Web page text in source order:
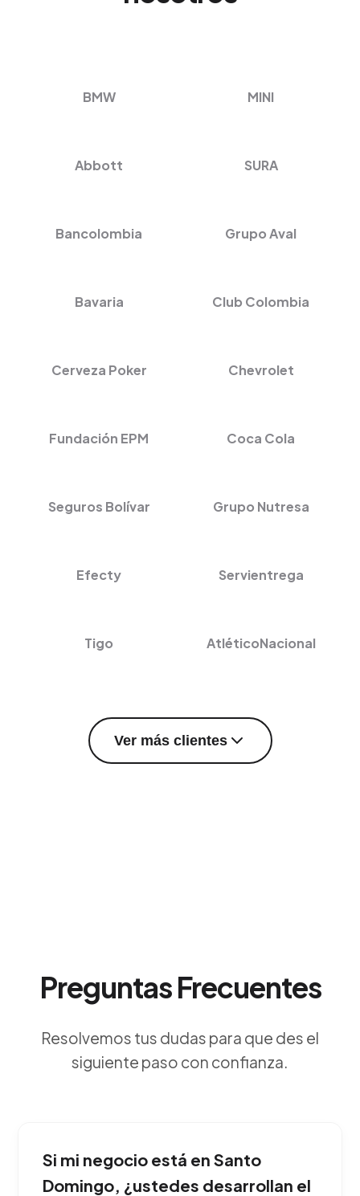
BMW MINI
Abbott SURA
Bancolombia Grupo Aval
Bavaria Club Colombia
Cerveza Poker Chevrolet
Fundación EPM Coca Cola
Seguros Bolívar Grupo Nutresa
Efecty Servientrega
Tigo AtléticoNacional
Ver más clientes
Preguntas Frecuentes
Resolvemos tus dudas para que des el
siguiente paso con confianza.
Si mi negocio está en Santo
Domingo, ¿ustedes desarrollan el